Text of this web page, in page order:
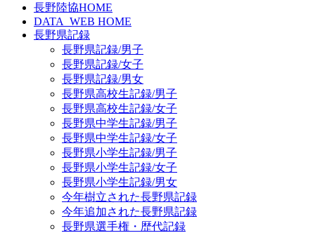
長野陸協HOME
DATA_WEB HOME
長野県記録
長野県記録/男子
長野県記録/女子
長野県記録/男女
長野県高校生記録/男子
長野県高校生記録/女子
長野県中学生記録/男子
長野県中学生記録/女子
長野県小学生記録/男子
長野県小学生記録/女子
長野県小学生記録/男女
今年樹立された長野県記録
今年追加された長野県記録
長野県選手権・歴代記録